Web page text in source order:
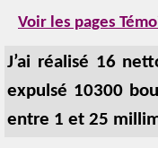
Voir les pages
J’ai réalisé 16
expulsé 10300
entre 1 et 25